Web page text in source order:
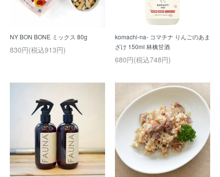
NY BON BONE ミックス 80g
830円(税込913円)
komachi-na- コマチナ りんごのあま
ざけ 150ml 林檎甘酒
680円(税込748円)